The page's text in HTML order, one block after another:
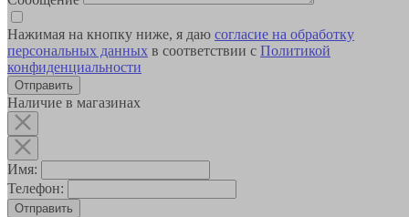
Нажимая на кнопку ниже, я даю согласие на обработку
персональных данных в соответствии с Политикой
конфиденциальности
Наличие в магазинах
Имя:
Телефон:
Отправить